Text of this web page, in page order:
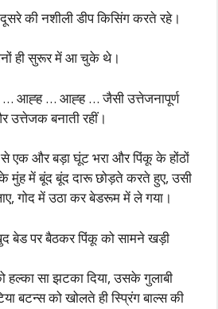
की नशीली डीप किसिंग करते रहे।
ही सुरूर में आ चुके थे।
… आह्ह … आह्ह … जैसी उत्तेजनापूर्ण
उत्तेजक बनाती रहीं।
एक और बड़ा घूंट भरा और पिंकू के होंठों
में बूंद बूंद दारू छोड़ते करते हुए, उसी
गोद में उठा कर बेडरूम में ले गया।
बेड पर बैठकर पिंकू को सामने खड़ी
सा झटका दिया, उसके गुलाबी
बटन्स को खोलते ही स्प्रिंग बाल्स की